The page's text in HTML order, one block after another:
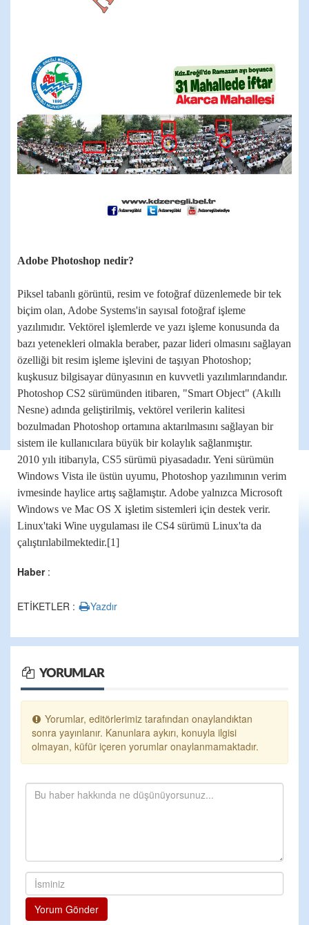
Adobe Photoshop nedir?
Piksel tabanlı görüntü, resim ve fotoğraf düzenlemede bir tek
biçim olan, Adobe Systems'in sayısal fotoğraf işleme
yazılımıdır. Vektörel işlemlerde ve yazı işleme konusunda da
bazı yetenekleri olmakla beraber, pazar lideri olmasını sağlayan
özelliği bit resim işleme işlevini de taşıyan Photoshop;
kuşkusuz bilgisayar dünyasının en kuvvetli yazılımlarındandır.
Photoshop CS2 sürümünden itibaren, "Smart Object" (Akıllı
Nesne) adında geliştirilmiş, vektörel verilerin kalitesi
bozulmadan Photoshop ortamına aktarılmasını sağlayan bir
sistem ile kullanıcılara büyük bir kolaylık sağlanmıştır.
2010 yılı itibarıyla, CS5 sürümü piyasadadır. Yeni sürümün
Windows Vista ile üstün uyumu, Photoshop yazılımının verim
ivmesinde haylice artış sağlamıştır. Adobe yalnızca Microsoft
Windows ve Mac OS X işletim sistemleri için destek verir.
Linux'taki Wine uygulaması ile CS4 sürümü Linux'ta da
çalıştırılabilmektedir.[1]
Haber:
ETİKETLER : Yazdır
YORUMLAR
Yorumlar, editörlerimiz tarafından onaylandıktan
sonra yayınlanır. Kanunlara aykırı, konuyla ilgisi
olmayan, küfür içeren yorumlar onaylanmamaktadır.
Yorum Gönder